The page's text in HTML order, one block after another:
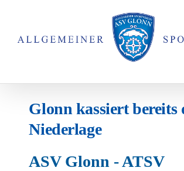
springen
Glonn kassiert bereits
Niederlage
ASV Glonn - ATSV